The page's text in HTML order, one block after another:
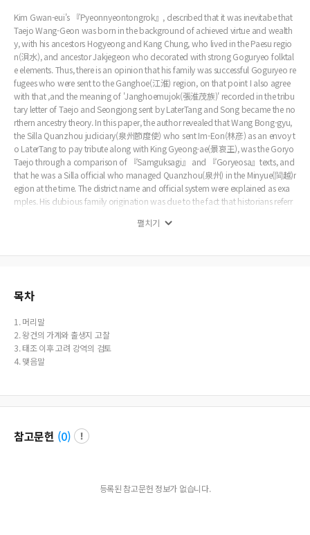
Kim Gwan-eui's 『Pyeonnyeontongrok』, described that it was inevitabe that
Taejo Wang-Geon was born in the background of achieved virtue and wealth
y, with his ancestors Hogyeong and Kang Chung, who lived in the Paesu regio
n(浿水), and ancestor Jakjegeon who decorated with strong Goguryeo folktal
e elements. Thus, there is an opinion that his family was successful Goguryeo re
fugees who were sent to the Ganghoe(江淮) region, on that point I also agree
with that ,and the meaning of 'Janghoemujok(張淮茂族)' recorded in the tribu
tary letter of Taejo and Seongjong sent by LaterTang and Song became the no
rthern ancestry theory. In this paper, the author revealed that Wang Bong-gyu,
the Silla Quanzhou judiciary(泉州節度使) who sent Im-Eon(林彦) as an envoy t
o LaterTang to pay tribute along with King Gyeong-ae(景哀王), was the Goryo
Taejo through a comparison of 『Samguksagi』 and 『Goryeosa』texts, and
that he was a Silla official who managed Quanzhou(泉州) in the Minyue(閩越)r
egion at the time. The district name and official system were explained as exa
mples. His dubious family origination was due to the fact that historians referr
om Taejo, which were burnt out during the Khitan invasion. During the chaotic
he territorial war with the Khitan was the area east of the Hondong River(混同
as generally from the eastern area of Yalu River(鴨綠), through Sanggyeong Yo
ught that the phrase ‘一隅連陸, 輻員之廣, 幾於萬里’ may be record in the prefa
ce to the geography of 『Goryeosa(高麗史)』.
펼치기
목차
1. 머리말
2. 왕건의 가계와 출생지 고찰
3. 태조 이후 고려 강역의 검토
4. 맺음말
참고문헌 (0)
등록된 참고문헌 정보가 없습니다.